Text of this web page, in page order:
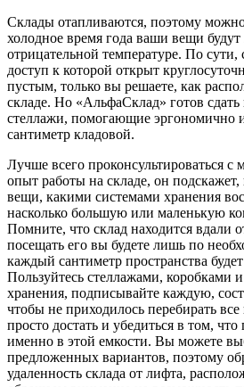
Склады отапливаются, поэтому
холодное время года ваши вещи будут
отрицательной температуре. По
доступ к которой открыт
пустым, только вы решаете, как
складе. Но «АльфаСклад» готов
стеллажи, помогающие эргономично
сантиметр кладовой.
Лучше всего проконсультироваться
опыт работы на складе, он подскажет,
вещи, какими системами хранения
насколько большую или маленькую
Помните, что склад находится вдали
посещать его вы будете лишь по
каждый сантиметр пространства
Пользуйтесь стеллажами, коробками
хранения, подписывайте каждую,
чтобы не приходилось перебирать
просто достать и убедиться в том, что
именно в этой емкости. Вы можете
предложенных вариантов, поэтому
удаленность склада от лифта,